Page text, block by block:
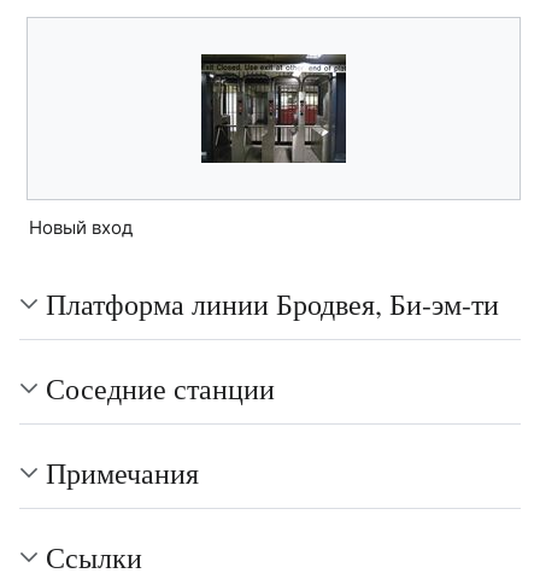
Новый вход
Платформа линии Бродвея, Би-эм-ти
Соседние станции
Примечания
Ссылки